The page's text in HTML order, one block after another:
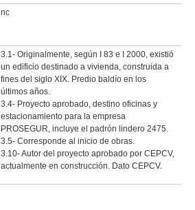
nc
3.1- Originalmente, según I 83 e I 2000, existió
un edificio destinado a vivienda, construida a
fines del siglo XIX. Predio baldío en los
últimos años.
3.4- Proyecto aprobado, destino oficinas y
estacionamiento para la empresa
PROSEGUR, incluye el padrón lindero 2475.
3.5- Corresponde al inicio de obras.
3.10- Autor del proyecto aprobado por CEPCV,
actualmente en construcción. Dato CEPCV.